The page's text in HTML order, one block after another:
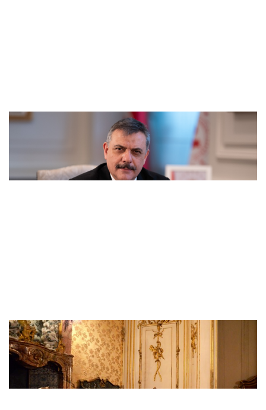
Bakan Çiftçi: Türkeli’nin gönlümüzde
müstesna bir yeri var
Dışişleri Bakanlığı'nda Suriye gündemli
Kurumlararası Eşgüdüm Toplantısı